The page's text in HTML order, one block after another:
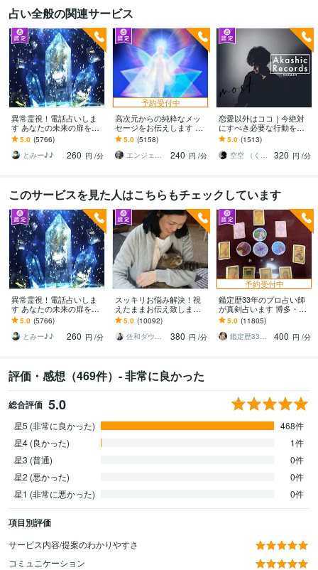
占い全般の関連サービス
異常霊視！電話占いしま
す あなたの未来の扉を開
けます(^^)
5.0 (5766)
とみー♪♪
260 円 /分
予約受付中
高次元からの純粋なメッ
セージをお伝えします 鑑
定2万件超、魂の声に耳を
傾けるシャーマン
5.0 (5158)
エンジェル333
240 円 /分
恋愛以外はココ｜今絶対
にすべき必要な行動を伝
えます 【お試し5分鑑定O
K】シャーマニズムは心を
軽くする特効薬。
5.0 (1513)
空空 （くうくう）
320 円 /分
このサービスを見た人はこちらもチェックしています
異常霊視！電話占いしま
す あなたの未来の扉を開
けます(^^)
5.0 (5766)
とみー♪♪
260 円 /分
スッキリお悩み解決！視
えたままお伝え致します
恋愛、結婚、人間関係、
仕事、人生、ペットの気
持ち等◎祈願付き
5.0 (10092)
佐和ダウジング＆スピリットメンター
380 円 /分
予約受付中
鑑定歴33年のプロ占い師
が真剣占います 博多・廓
屋の純血統占い祈願師
雷鳥
5.0 (11805)
鑑定歴33年のプロ占い師 雷鳥
400 円 /分
評価・感想（469件）- 非常に良かった
総合評価 5.0
星5 (非常に良かった)
468件
星4 (良かった)
1件
星3 (普通)
0件
星2 (悪かった)
0件
星1 (非常に悪かった)
0件
項目別評価
サービス内容/提案のわかりやすさ
コミュニケーション